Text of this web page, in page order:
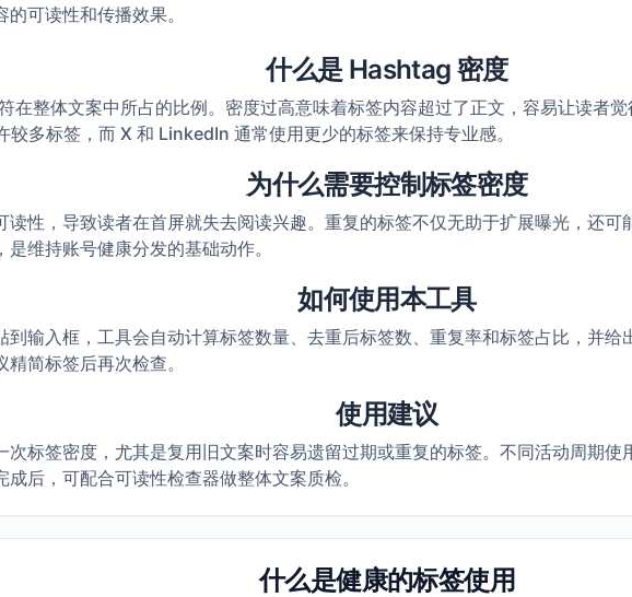
可读性和传播效果。
什么是 Hashtag 密度
在整体文案中所占的比例。密度过高意味着标签内容超过了正文，容易让读者
多标签，而 X 和 LinkedIn 通常使用更少的标签来保持专业感。
为什么需要控制标签密度
读性，导致读者在首屏就失去阅读兴趣。重复的标签不仅无助于扩展曝光，还
维持账号健康分发的基础动作。
如何使用本工具
到输入框，工具会自动计算标签数量、去重后标签数、重复率和标签占比，并
简标签后再次检查。
使用建议
次标签密度，尤其是复用旧文案时容易遗留过期或重复的标签。不同活动周期
后，可配合可读性检查器做整体文案质检。
什么是健康的标签使用